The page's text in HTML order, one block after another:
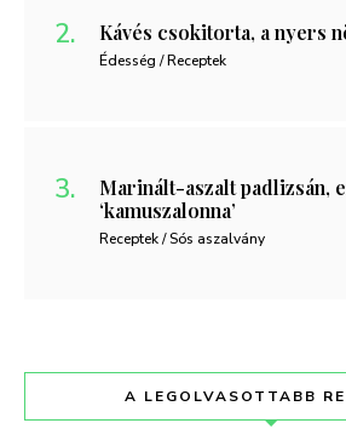
Kávés csokitorta, a nyers
Édesség / Receptek
Marinált-aszalt padlizsán,
‘kamuszalonna’
Receptek / Sós aszalvány
A LEGOLVASOTTABB